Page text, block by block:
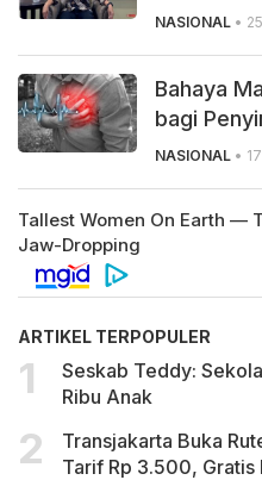
NASIONAL •
Bahaya
bagi
NASIONAL •
ARTIKEL TERPOPULER
Seskab Teddy:
Ribu Anak
Transjakarta Buka
Tarif Rp 3.500, Gratis